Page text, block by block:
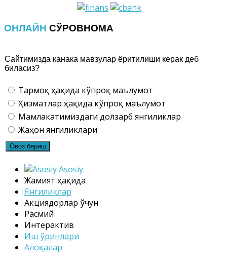
ОНЛАЙН СЎРОВНОМА
Сайтимизда канака мавзулар ёритилиши керак деб
биласиз?
Тармоқ ҳақида кўпроқ маълумот
Ҳизматлар ҳақида кўпроқ маълумот
Мамлакатимиздаги долзарб янгиликлар
Жаҳон янгиликлари
Asosiy
Жамият ҳақида
Янгиликлар
Акциядорлар ўчун
Расмий
Интерактив
Иш ўринлари
Алоқалар